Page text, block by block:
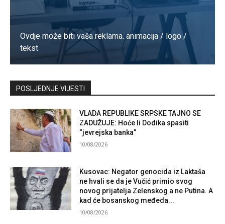
Ovdje može biti vaša reklama. animacija / logo /
tekst
Kontaktirajte nas
POSLJEDNJE VIJESTI
VLADA REPUBLIKE SRPSKE TAJNO SE
ZADUŽUJE: Hoće li Dodika spasiti
“jevrejska banka”
10/08/2026
Kusovac: Negator genocida iz Laktaša
ne hvali se da je Vučić primio svog
novog prijatelja Zelenskog a ne Putina. A
kad će bosanskog međeda...
10/08/2026